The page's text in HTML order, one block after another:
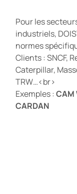
Pour les
industriels,
normes
Clients : SNCF,
Caterpillar,
TRW…<br>
Exemples :CAM
CARDAN